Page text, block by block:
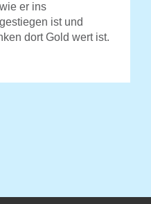
er ins
ist und
dort Gold wert ist.